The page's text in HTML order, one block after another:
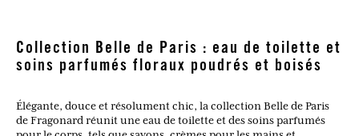
Collection Belle de Paris : eau de toilette et
soins parfumés floraux poudrés et boisés
Élégante, douce et résolument chic, la collection Belle de Paris
de Fragonard réunit une eau de toilette et des soins parfumés